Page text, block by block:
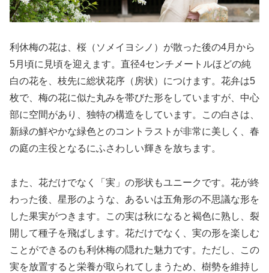
利休梅の花は、桜（ソメイヨシノ）が散った後の4月から
5月頃に見頃を迎えます。直径4センチメートルほどの純
白の花を、枝先に総状花序（房状）につけます。花弁は5
枚で、梅の花に似た丸みを帯びた形をしていますが、中心
部に空間があり、独特の構造をしています。この白さは、
新緑の鮮やかな緑色とのコントラストが非常に美しく、春
の庭の主役となるにふさわしい輝きを放ちます。
また、花だけでなく「実」の形状もユニークです。花が終
わった後、星形のような、あるいは五角形の不思議な形を
した果実がつきます。この実は秋になると褐色に熟し、裂
開して種子を飛ばします。花だけでなく、実の形を楽しむ
ことができるのも利休梅の隠れた魅力です。ただし、この
実を放置すると栄養が取られてしまうため、樹勢を維持し